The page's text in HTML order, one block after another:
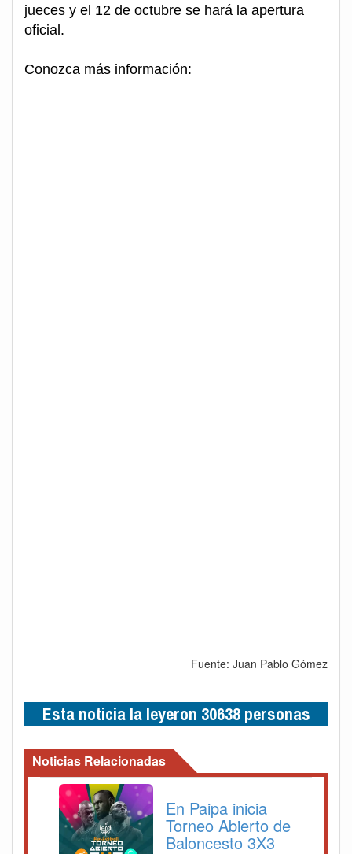
jueces y el 12 de octubre se hará la apertura
oficial.
Conozca más información:
Fuente: Juan Pablo Gómez
Esta noticia la leyeron 30638 personas
Noticias Relacionadas
En Paipa inicia
Torneo Abierto de
Baloncesto 3X3